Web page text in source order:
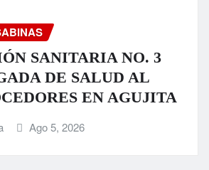
SANITARIA NO. 3
DE SALUD AL
EN AGUJITA
Ago 5, 2026